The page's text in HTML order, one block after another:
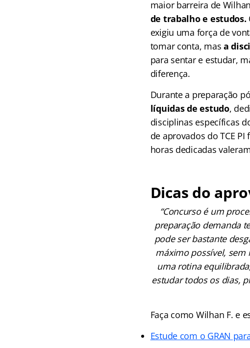
maior barreira de
de trabalho e estudos.
exigiu uma força de
tomar conta, masa
para sentar e estudar,
diferença.
Durante a preparação
líquidas de estudo,
disciplinas específicas
de aprovados do TCE
horas dedicadas
Dicas do
“Concurso é um
preparação demanda
pode ser bastante
máximo possível, sem
uma rotina
estudar todos os dias,
Faça como Wilhan F. e
Estude com o GRAN